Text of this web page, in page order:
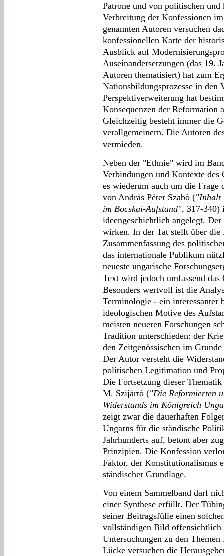
Patrone und von politischen
Verbreitung der Konfessionen
genannten Autoren versuchen
konfessionellen Karte der
Ausblick auf
Auseinandersetzungen (das 19.
Autoren thematisiert) hat zum
Nationsbildungsprozesse in den
Perspektiverweiterung hat
Konsequenzen der Reformation
Gleichzeitig besteht immer die
verallgemeinern. Die Autoren
vermieden.
Neben der "Ethnie" wird im
Verbindungen und Kontexte
es wiederum auch um die
von András Péter Szabó ("Inhalt
im Bocskai-Aufstand", 317-340)
ideengeschichtlich angelegt.
wirken. In der Tat stellt über die
Zusammenfassung des
das internationale Publikum
neueste ungarische
Text wird jedoch umfassend
Besonders wertvoll ist die
Terminologie - ein
ideologischen Motive des
meisten neueren Forschungen
Tradition unterschieden: der
den Zeitgenössischen im
Der Autor versteht die
politischen Legitimation und
Die Fortsetzung dieser
M. Szijártó ("Die Reformierten
Widerstands im Königreich
zeigt zwar die dauerhaften
Ungarns für die ständische
Jahrhunderts auf, betont aber
Prinzipien. Die Konfession
Faktor, der Konstitutionalismus
ständischer Grundlage.
Von einem Sammelband darf
einer Synthese erfüllt. Der
seiner Beitragsfülle einen
vollständigen Bild
Untersuchungen zu den
Lücke versuchen die